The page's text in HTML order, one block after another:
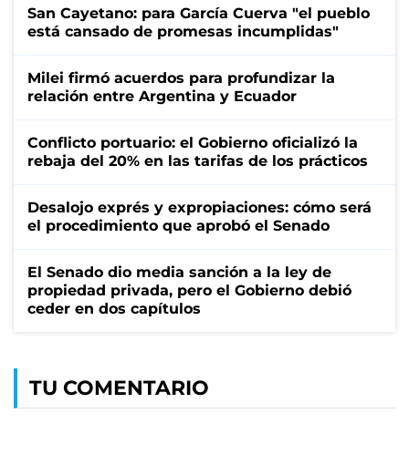
San Cayetano: para García Cuerva "el pueblo
está cansado de promesas incumplidas"
Milei firmó acuerdos para profundizar la
relación entre Argentina y Ecuador
Conflicto portuario: el Gobierno oficializó la
rebaja del 20% en las tarifas de los prácticos
Desalojo exprés y expropiaciones: cómo será
el procedimiento que aprobó el Senado
El Senado dio media sanción a la ley de
propiedad privada, pero el Gobierno debió
ceder en dos capítulos
TU COMENTARIO